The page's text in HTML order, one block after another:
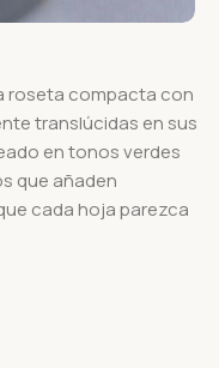
roseta compacta con
translúcidas en sus
en tonos verdes
que añaden
cada hoja parezca